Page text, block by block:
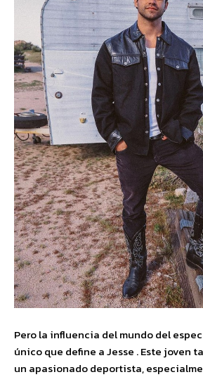
Pero la influencia del mundo del
único que define a Jesse . Este joven
un apasionado deportista,